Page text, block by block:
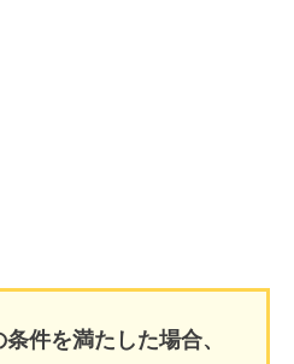
件を満たした場合、